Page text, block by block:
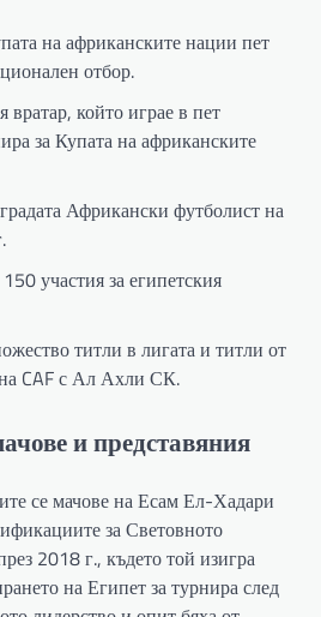
на африканските нации пет
отбор.
вратар, който играе в пет
за Купата на африканските
Африкански футболист на
участия за египетския
титли в лигата и титли от
CAF с Ал Ахли СК.
и представяния
се мачове на Есам Ел-Хадари
за Световното
2018 г., където той изигра
на Египет за турнира след